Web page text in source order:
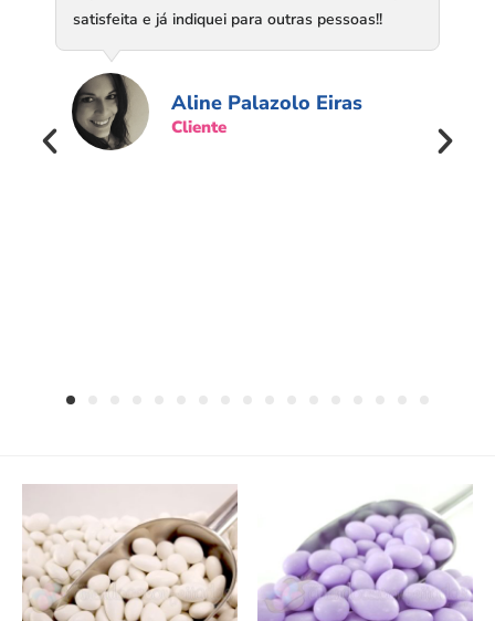
satisfeita e já indiquei para outras pessoas!!
Aline Palazolo Eiras
Cliente